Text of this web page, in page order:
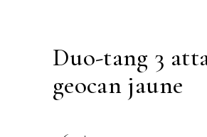
duo-tang 3 attaches
geocan jaune